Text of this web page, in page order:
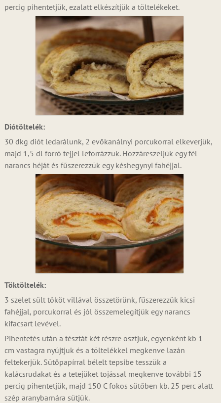
percig pihentetjük, ezalatt elkészítjük a töltelékeket.
Diótöltelék:
30 dkg diót ledarálunk, 2 evőkanálnyi porcukorral elkeverjük,
majd 1,5 dl forró tejjel leforrázzuk. Hozzáreszeljük egy fél
narancs héját és fűszerezzük egy késhegynyi fahéjjal.
Töktöltelék:
3 szelet sült tököt villával összetörünk, fűszerezzük kicsi
fahéjjal, porcukorral és jól összemelegítjük egy narancs
kifacsart levével.
Pihentetés után a tésztát két részre osztjuk, egyenként kb 1
cm vastagra nyújtjuk és a töltelékkel megkenve lazán
feltekerjük. Sütőpapírral bélelt tepsibe tesszük a
kalácsrudakat és a tetejüket tojással megkenve további 15
percig pihentetjük, majd 150 C fokos sütőben kb. 25 perc alatt
szép aranybarnára sütjük.